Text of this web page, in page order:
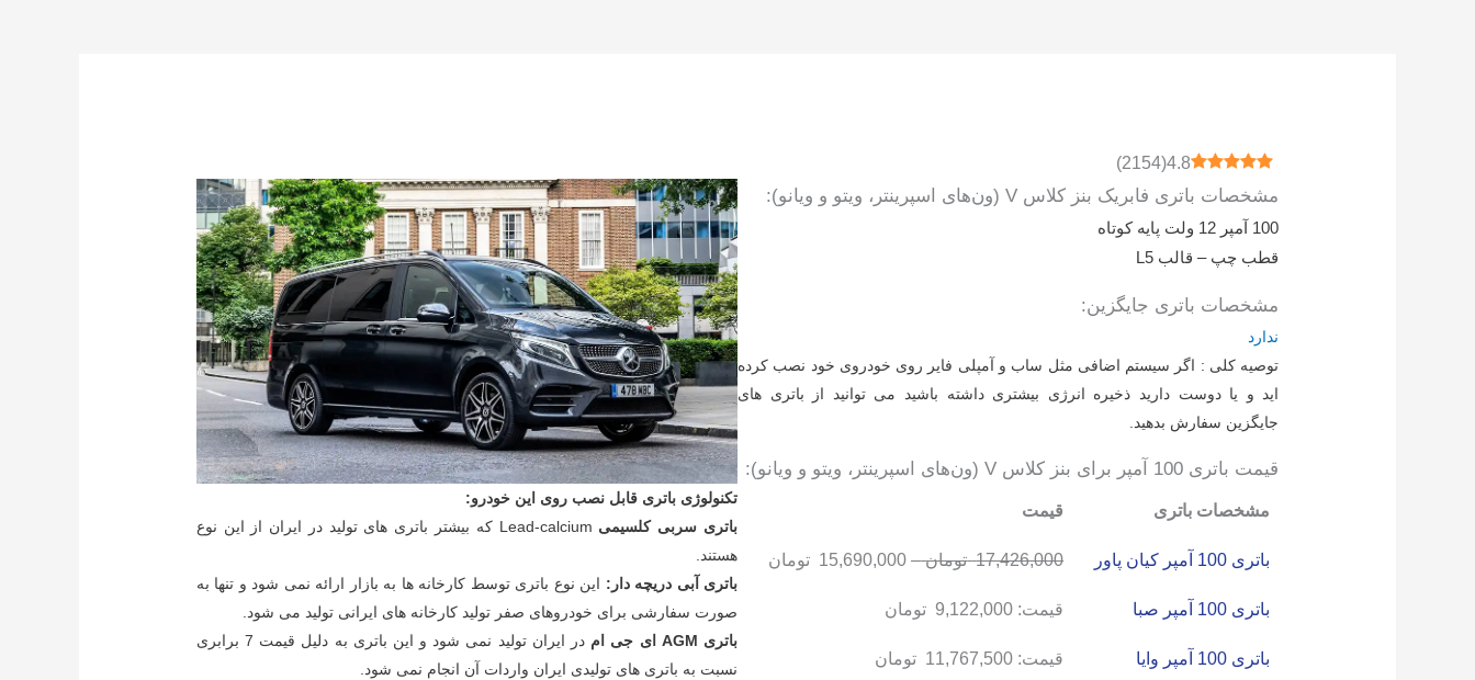
4.8
(
2154
)
مشخصات باتری فابریک بنز کلاس V (ون‌های اسپرینتر، ویتو و ویانو):
100 آمپر 12 ولت پایه کوتاه
قطب چپ – قالب L5
مشخصات باتری جایگزین:
ندارد
توصیه کلی : اگر سیستم اضافی مثل ساب و آمپلی فایر روی خودروی خود نصب کرده
اید و یا دوست دارید ذخیره انرژی بیشتری داشته باشید می توانید از باتری های
جایگزین سفارش بدهید.
قیمت باتری 100 آمپر برای بنز کلاس V (ون‌های اسپرینتر، ویتو و ویانو):
مشخصات باتری قیمت
باتری 100 آمپر کیان پاور 17,426,000 تومان –
15,690,000 تومان
باتری 100 آمپر صبا قیمت: 9,122,000 تومان
باتری 100 آمپر وایا قیمت: 11,767,500 تومان
تکنولوژی باتری قابل نصب روی این خودرو:
باتری سربی کلسیمی
Lead-calcium که بیشتر باتری های تولید در ایران از این نوع
هستند.
باتری آبی دریچه دار: این نوع باتری توسط کارخانه ها به بازار ارائه نمی شود و تنها به
صورت سفارشی برای خودروهای صفر تولید کارخانه های ایرانی تولید می شود.
باتری AGM ای جی ام
در ایران تولید نمی شود و این باتری به دلیل قیمت 7 برابری
نسبت به باتری های تولیدی ایران واردات آن انجام نمی شود.